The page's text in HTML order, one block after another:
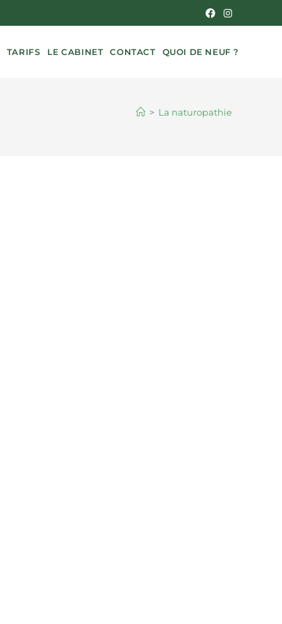
TARIFS LE CABINET CONTACT QUOI DE NEUF ?
> La naturopathie